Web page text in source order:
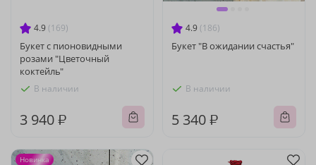
4.9 (169)
Букет с пионовидными
розами "Цветочный
коктейль"
В наличии
3 940 ₽
4.9 (186)
Букет "В ожидании счастья"
В наличии
5 340 ₽
Новинка